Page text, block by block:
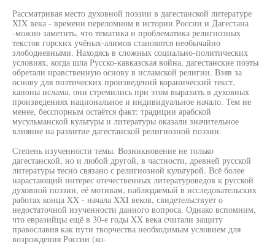
Рассматривая место духовной поэзии в дагестанской литературе
XIX века - времени переломном в истории России и Дагестана
-можно заметить, что тематика и проблематика религиозных
текстов горских учёных-алимов становятся необычайно
злободневными. Находясь в сложных социально-политических
условиях, когда шла Русско-кавказская война, дагестанские поэты
обретали нравственную основу в исламской религии. Взяв за
основу для поэтических произведений коранический текст,
каноны ислама, они стремились при этом выразить в духовных
произведениях национальное и индивидуальное начало. Тем не
менее, бесспорным остаётся факт: традиции арабской
мусульманской культуры и литературы оказали значительное
влияние на развитие дагестанской религиозной поэзии.
Степень изученности темы. Возникновение не только
дагестанской, но и любой другой, в частности, древней русской
литературы тесно связано с религиозной культурой. Всё более
нарастающий интерес отечественных литературоведов к русской
духовной поэзии, её мотивам, наблюдаемый в исследовательских
работах конца XX - начала XXI веков, свидетельствует о
недостаточной изученности данного вопроса. Однако вспомним,
что евразийцы ещё в 30-е годы XX века считали защиту
православия как пути творчества необходимым условием для
возрождения России (ко-